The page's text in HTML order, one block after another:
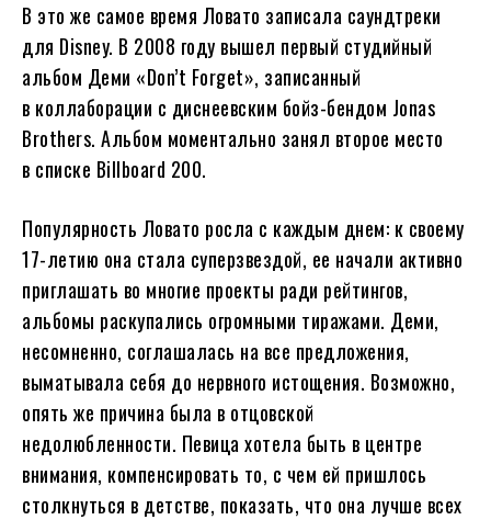
В это же самое время Ловато записала саундтреки
для Disney. В 2008 году вышел первый студийный
альбом Деми «Don’t Forget», записанный
в коллаборации с диснеевским бойз-бендом Jonas
Brothers. Альбом моментально занял второе место
в списке Billboard 200.
Популярность Ловато росла с каждым днем: к своему
17-летию она стала суперзвездой, ее начали активно
приглашать во многие проекты ради рейтингов,
альбомы раскупались огромными тиражами. Деми,
несомненно, соглашалась на все предложения,
выматывала себя до нервного истощения. Возможно,
опять же причина была в отцовской
недолюбленности. Певица хотела быть в центре
внимания, компенсировать то, с чем ей пришлось
столкнуться в детстве, показать, что она лучше всех